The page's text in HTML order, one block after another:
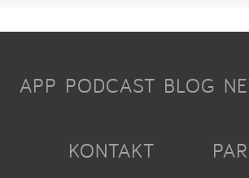
APP PODCAST BLOG
KONTAKT